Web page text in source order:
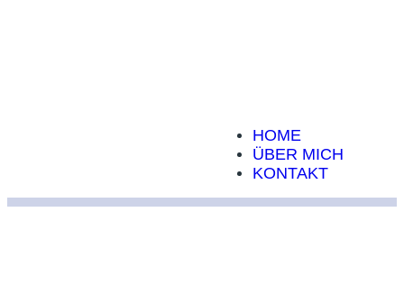
HOME
ÜBER MICH
KONTAKT